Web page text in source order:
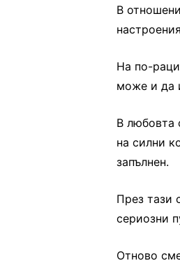
В
На по-
може и да
В любовта
на силни
запълнен.
През тази
сериозни
Отново